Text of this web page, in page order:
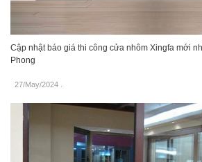
Cập nhật báo giá thi công cửa nhôm Xingfa mới
Phong
27/May/2024